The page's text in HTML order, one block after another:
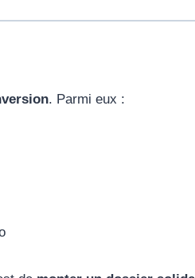
. Parmi eux :